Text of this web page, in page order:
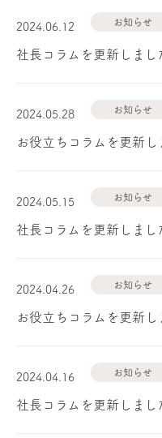
2024.06.12 お知らせ
社長コラムを更新しまし
2024.05.28 お知らせ
お役立ちコラムを更新し
2024.05.15 お知らせ
社長コラムを更新しまし
2024.04.26 お知らせ
お役立ちコラムを更新し
2024.04.16 お知らせ
社長コラムを更新しまし